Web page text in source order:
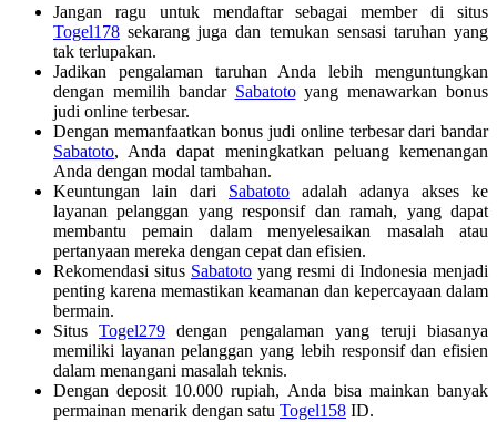
Jangan ragu untuk mendaftar sebagai member di situs
Togel178 sekarang juga dan temukan sensasi taruhan yang
tak terlupakan.
Jadikan pengalaman taruhan Anda lebih menguntungkan
dengan memilih bandar Sabatotoyang menawarkan bonus
judi online terbesar.
Dengan memanfaatkan bonus judi online terbesar dari bandar
Sabatoto, Anda dapat meningkatkan peluang kemenangan
Anda dengan modal tambahan.
Keuntungan lain dari Sabatoto adalah adanya akses ke
layanan pelanggan yang responsif dan ramah, yang dapat
membantu pemain dalam menyelesaikan masalah atau
pertanyaan mereka dengan cepat dan efisien.
Rekomendasi situs Sabatoto yang resmi di Indonesia menjadi
penting karena memastikan keamanan dan kepercayaan dalam
bermain.
SitusTogel279 dengan pengalaman yang teruji biasanya
memiliki layanan pelanggan yang lebih responsif dan efisien
dalam menangani masalah teknis.
Dengan deposit 10.000 rupiah, Anda bisa mainkan banyak
permainan menarik dengan satu Togel158 ID.